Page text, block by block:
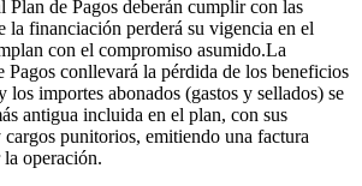
Plan de Pagos deberán cumplir con las
la financiación perderá su vigencia en el
con el compromiso asumido.La
Pagos conllevará la pérdida de los beneficios
importes abonados (gastos y sellados) se
antigua incluida en el plan, con sus
cargos punitorios, emitiendo una factura
operación.